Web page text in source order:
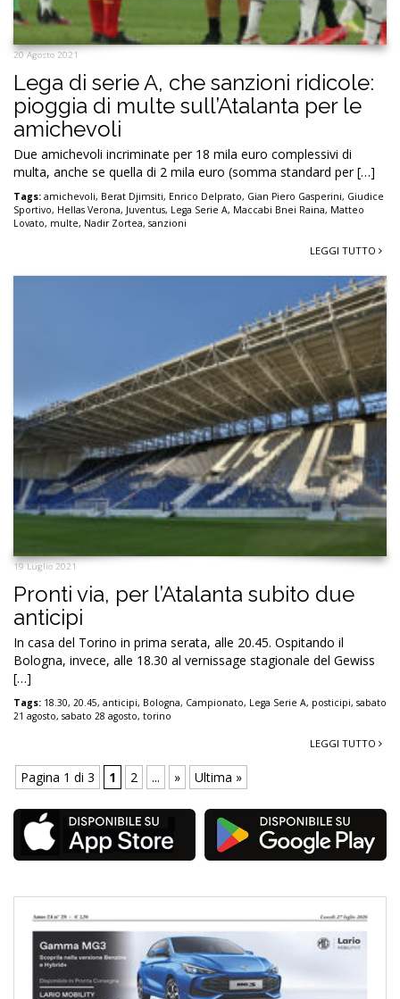
20 Agosto 2021
Lega di serie A, che sanzioni ridicole:
pioggia di multe sull’Atalanta per le
amichevoli
Due amichevoli incriminate per 18 mila euro complessivi di
multa, anche se quella di 2 mila euro (somma standard per […]
Tags: amichevoli, Berat Djimsiti, Enrico Delprato, Gian Piero Gasperini, Giudice
Sportivo, Hellas Verona, Juventus, Lega Serie A, Maccabi Bnei Raina, Matteo
Lovato, multe, Nadir Zortea, sanzioni
LEGGI TUTTO
19 Luglio 2021
Pronti via, per l’Atalanta subito due
anticipi
In casa del Torino in prima serata, alle 20.45. Ospitando il
Bologna, invece, alle 18.30 al vernissage stagionale del Gewiss
[…]
Tags: 18.30, 20.45, anticipi, Bologna, Campionato, Lega Serie A, posticipi, sabato
21 agosto, sabato 28 agosto, torino
LEGGI TUTTO
Pagina 1 di 3 1 2 ... » Ultima »